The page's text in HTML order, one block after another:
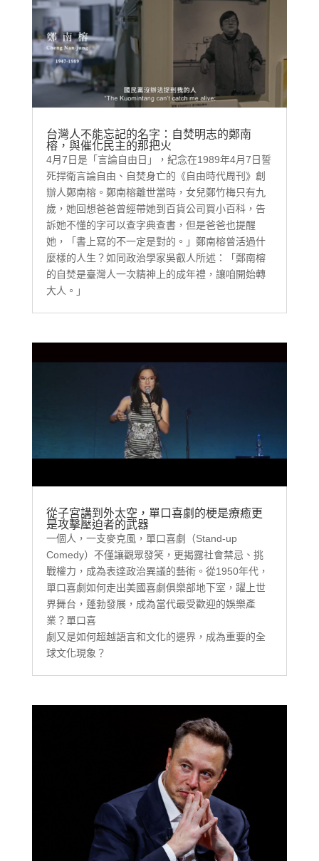
台灣人不能忘記的名字：自焚明志的鄭南
榕，與催化民主的那把火
4月7日是「言論自由日」，紀念在1989年4月7日誓
死捍衛言論自由、自焚身亡的《自由時代周刊》創
辦人鄭南榕。鄭南榕離世當時，女兒鄭竹梅只有九
歲，她回想爸爸曾經帶她到百貨公司買小百科，告
訴她不懂的字可以查字典查書，但是爸爸也提醒
她，「書上寫的不一定是對的。」鄭南榕曾活過什
麼樣的人生？如同政治學家吳叡人所述：「鄭南榕
的自焚是臺灣人一次精神上的成年禮，讓咱開始轉
大人。」
從子宮講到外太空，單口喜劇的梗是療癒更
是攻擊壓迫者的武器
一個人，一支麥克風，單口喜劇（Stand-up
Comedy）不僅讓觀眾發笑，更揭露社會禁忌、挑
戰權力，成為表達政治異議的藝術。從1950年代，
單口喜劇如何走出美國喜劇俱樂部地下室，躍上世
界舞台，蓬勃發展，成為當代最受歡迎的娛樂產
業？單口喜
劇又是如何超越語言和文化的邊界，成為重要的全
球文化現象？